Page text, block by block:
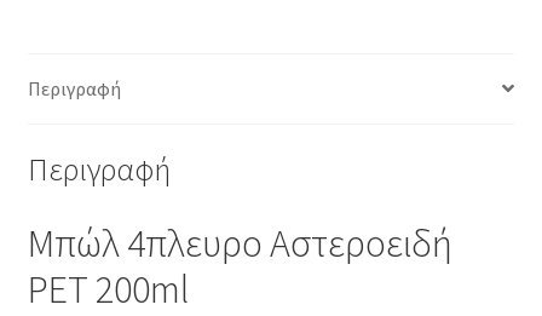
Περιγραφή
Περιγραφή
Μπώλ 4πλευρο Αστεροειδή
PET 200ml